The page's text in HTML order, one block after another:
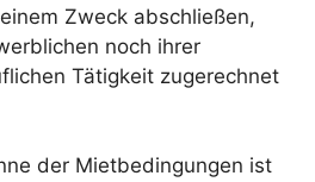
Zweck abschließen,
noch ihrer
Tätigkeit zugerechnet
der Mietbedingungen ist